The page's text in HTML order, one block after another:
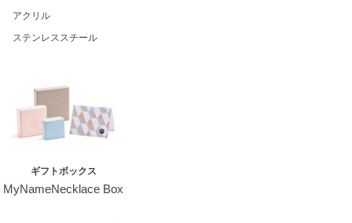
アクリル
ステンレススチール
ギフトボックス
MyNameNecklace Box